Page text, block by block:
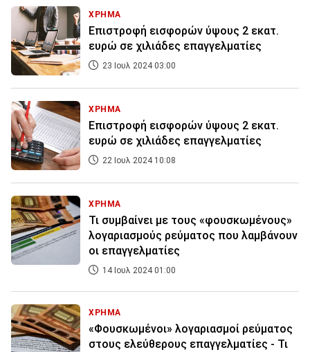
ΧΡΗΜΑ
Επιστροφή εισφορών ύψους 2 εκατ.
ευρώ σε χιλιάδες επαγγελματίες
23 Ιουλ 2024 03:00
ΧΡΗΜΑ
Επιστροφή εισφορών ύψους 2 εκατ.
ευρώ σε χιλιάδες επαγγελματίες
22 Ιουλ 2024 10:08
ΧΡΗΜΑ
Τι συμβαίνει με τους «φουσκωμένους»
λογαριασμούς ρεύματος που λαμβάνουν
οι επαγγελματίες
14 Ιουλ 2024 01:00
ΧΡΗΜΑ
«Φουσκωμένοι» λογαριασμοί ρεύματος
στους ελεύθερους επαγγελματίες - Τι